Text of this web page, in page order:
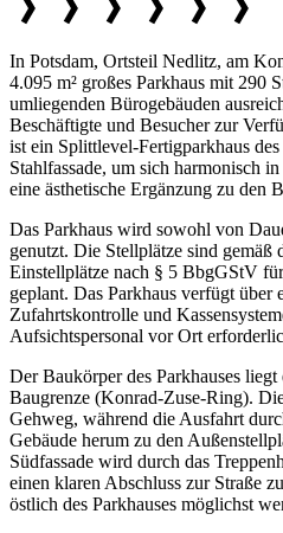
In Potsdam, Ortsteil Nedlitz, am
4.095 m² großes Parkhaus mit 290
umliegenden Bürogebäuden
Beschäftigte und Besucher zur
ist ein Splittlevel-Fertigparkhaus
Stahlfassade, um sich harmonisch
eine ästhetische Ergänzung zu den
Das Parkhaus wird sowohl von
genutzt. Die Stellplätze sind gemäß
Einstellplätze nach § 5 BbgGStV
geplant. Das Parkhaus verfügt über
Zufahrtskontrolle und
Aufsichtspersonal vor Ort
Der Baukörper des Parkhauses
Baugrenze (Konrad-Zuse-Ring).
Gehweg, während die Ausfahrt
Gebäude herum zu den
Südfassade wird durch das
einen klaren Abschluss zur Straße
östlich des Parkhauses möglichst